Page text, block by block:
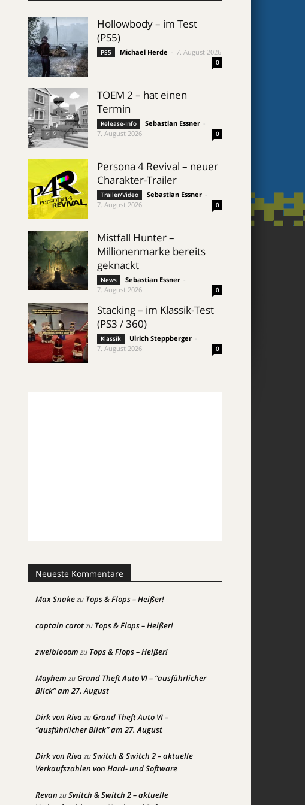
Hollowbody – im Test
(PS5)
PS5 Michael Herde 7. August 2026
0
TOEM 2 – hat einen
Termin
Release-Info Sebastian Essner
7. August 2026
0
Persona 4 Revival – neuer
Charakter-Trailer
Trailer/Video Sebastian Essner
7. August 2026
0
Mistfall Hunter –
Millionenmarke bereits
geknackt
News Sebastian Essner
7. August 2026
0
Stacking – im Klassik-Test
(PS3 / 360)
Klassik Ulrich Steppberger
7. August 2026
0
Neueste Kommentare
Max Snakezu Tops & Flops – Heißer!
captain carotzu Tops & Flops – Heißer!
zweiblooom zu Tops & Flops – Heißer!
Mayhem zuGrand Theft Auto VI – “ausführlicher
Blick” am 27. August
Dirk von RivazuGrand Theft Auto VI –
“ausführlicher Blick” am 27. August
Dirk von RivazuSwitch & Switch 2 – aktuelle
Verkaufszahlen von Hard- und Software
Revan zuSwitch & Switch 2 – aktuelle